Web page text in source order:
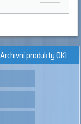
Archivní produkty OKI